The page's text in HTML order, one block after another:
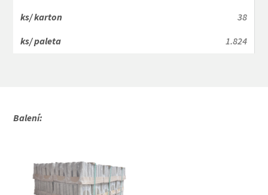
38
1.824
Balení: